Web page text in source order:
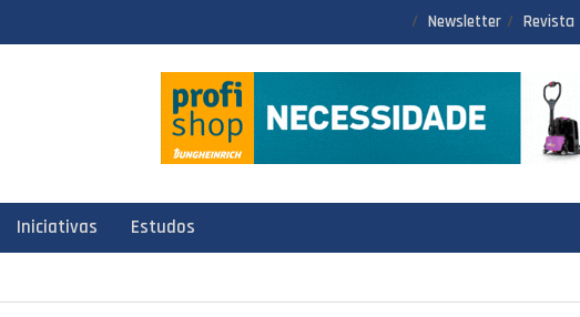
Newsletter Revista
Iniciativas Estudos